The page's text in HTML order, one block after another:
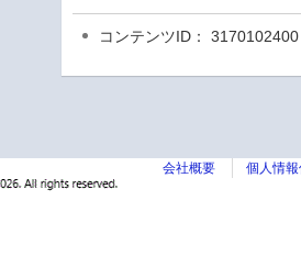
コンテンツID： 3170102400
会社概要 個人情